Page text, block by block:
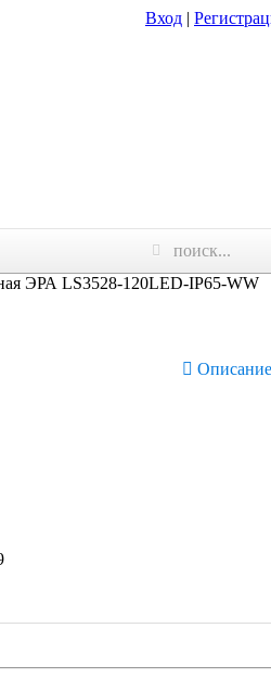
Вход |
ЭРА LS3528-120LED-IP65-WW
Описание